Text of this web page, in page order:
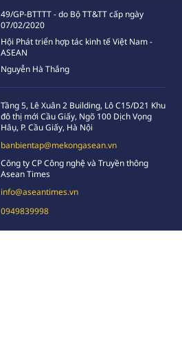
49/GP-BTTTT - do Bộ TT&TT cấp ngày
07/02/2020
Hội Phát triển hợp tác kinh tế Việt Nam -
ASEAN
Nguyễn Hà Thắng
Tầng 5, Lê Xuân 2 Building, Lô C15/D21 Khu
đô thị mới Cầu Giấy, Ngõ 100 Dịch Vọng
Hâụ, P. Cầu Giấy, Hà Nội
banbientap@mekongasean.vn
Công ty CP Công nghệ và Truyền thông
Asean Times
info@aseantimes.vn
0949839998